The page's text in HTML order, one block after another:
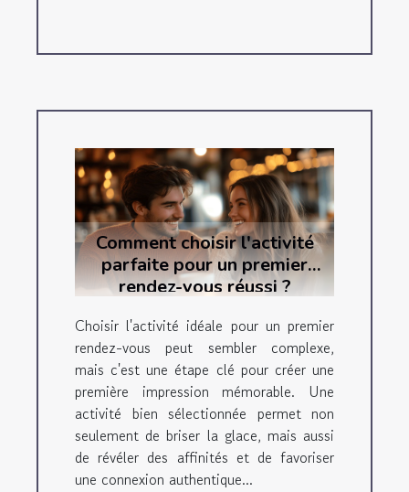
Comment choisir l'activité
parfaite pour un premier
rendez-vous réussi ?
Choisir l'activité idéale pour un premier
rendez-vous peut sembler complexe,
mais c'est une étape clé pour créer une
première impression mémorable. Une
activité bien sélectionnée permet non
seulement de briser la glace, mais aussi
de révéler des affinités et de favoriser
une connexion authentique...